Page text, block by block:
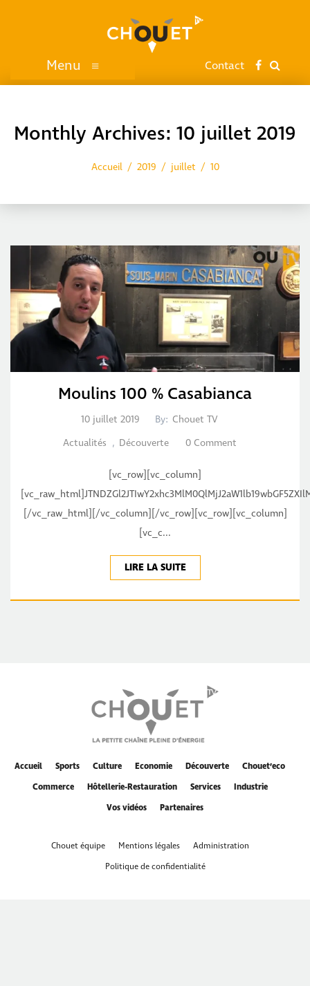
Menu ≡ Contact
Monthly Archives: 10 juillet 2019
Accueil 2019 juillet 10
Moulins 100 % Casabianca
10 juillet 2019 By: Chouet TV
Actualités , Découverte 0 Comment
[vc_row][vc_column]
[/vc_raw_html][/vc_column][/vc_row][vc_row][vc_column]
[vc_c...
LIRE LA SUITE
Accueil Sports Culture Economie Découverte
Chouet’eco
Commerce
Hôtellerie-Restauration Services
Industrie
Vos vidéos
Partenaires
Chouet équipe Mentions légales
Administration
Politique de confidentialité